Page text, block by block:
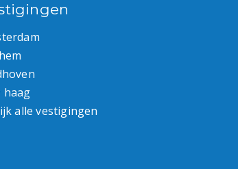
haag
alle vestigingen